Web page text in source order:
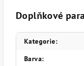
Doplňkové
Kategorie:
Barva: